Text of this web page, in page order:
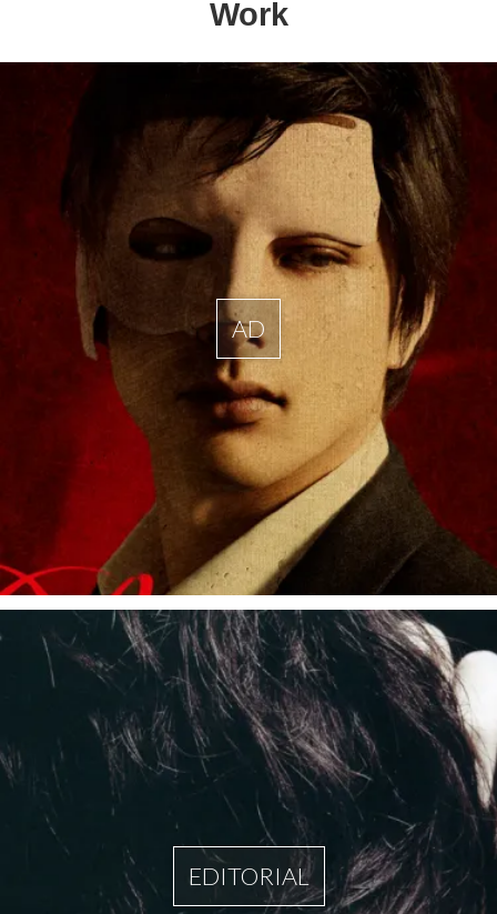
Work
AD
EDITORIAL